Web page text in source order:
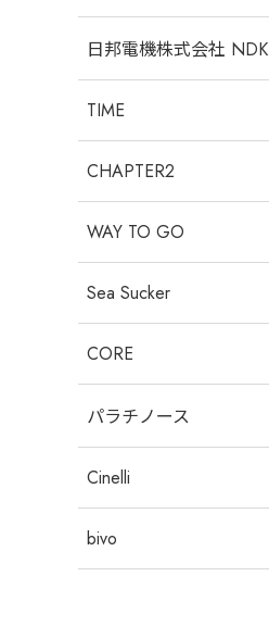
日邦電機株式会社 NDK
TIME
CHAPTER2
WAY TO GO
Sea Sucker
CORE
パラチノース
Cinelli
bivo